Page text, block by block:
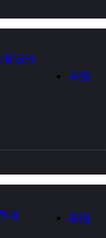
看该作
举报
者 举报